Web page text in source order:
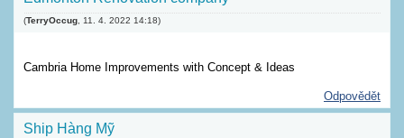
(TerryOccug 11. 4. 2022 14:18)
Cambria Home Improvements with Concept & Ideas
Odpovědět
Ship Hàng Mỹ